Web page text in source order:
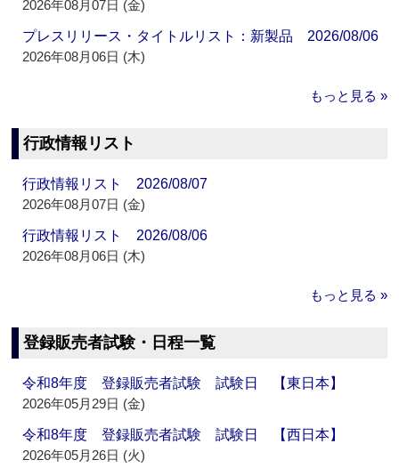
2026年08月07日 (金)
プレスリリース・タイトルリスト：新製品 2026/08/06
2026年08月06日 (木)
もっと見る »
行政情報リスト
行政情報リスト 2026/08/07
2026年08月07日 (金)
行政情報リスト 2026/08/06
2026年08月06日 (木)
もっと見る »
登録販売者試験・日程一覧
令和8年度 登録販売者試験 試験日 【東日本】
2026年05月29日 (金)
令和8年度 登録販売者試験 試験日 【西日本】
2026年05月26日 (火)